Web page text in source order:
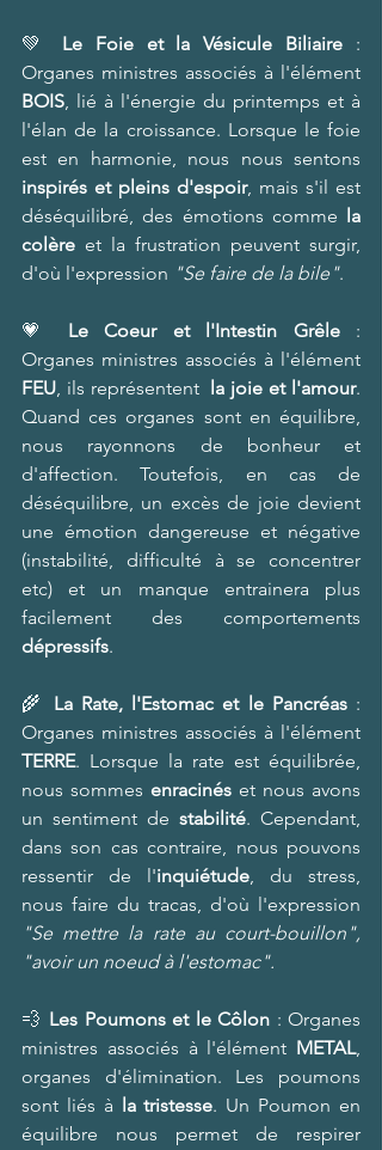
💚 Le Foie et la Vésicule Biliaire :
BOIS, lié à l'énergie du printemps et à
l'élan de la croissance. Lorsque le foie
inspirés et pleins d'espoir, mais s'il est
déséquilibré, des émotions comme la
colère et la frustration peuvent surgir,
d'où l'expression "Se faire de la bile".
💗 Le Coeur et l'Intestin Grêle :
FEU, ils représentent la joie et l'amour.
Quand ces organes sont en équilibre,
nous rayonnons de bonheur et
d'affection. Toutefois, en cas de
déséquilibre, un excès de joie devient
une émotion dangereuse et négative
(instabilité, difficulté à se concentrer
etc) et un manque entrainera plus
dépressifs.
🌾 La Rate, l'Estomac et le Pancréas :
TERRE. Lorsque la rate est équilibrée,
nous sommes enracinés et nous avons
un sentiment de stabilité. Cependant,
dans son cas contraire, nous pouvons
ressentir de l'inquiétude, du stress,
"Se mettre la rate au court-bouillon",
"avoir un noeud à l'estomac".
💨 Les Poumons et le Côlon : Organes
ministres associés à l'élément METAL,
organes d'élimination. Les poumons
sont liés à la tristesse. Un Poumon en
équilibre nous permet de respirer